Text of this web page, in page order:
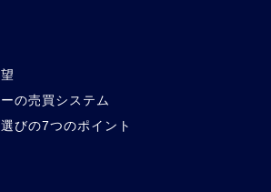
の売買システム
びの7つのポイント